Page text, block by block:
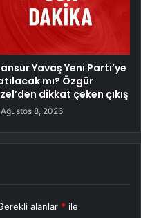
Yavaş Yeni Parti’ye
mı? Özgür
dikkat çeken çıkış
Ağustos 8, 2026
alanlar * ile